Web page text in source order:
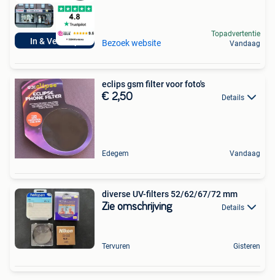
In & Verkoop Bezoek website
Topadvertentie
Vandaag
eclips gsm filter voor foto's
€ 2,50 Details
Edegem Vandaag
diverse UV-filters 52/62/67/72 mm
Zie omschrijving Details
Tervuren Gisteren